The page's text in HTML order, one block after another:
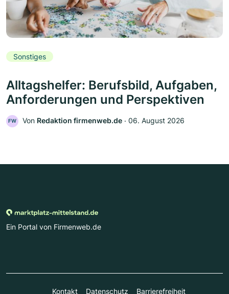
Sonstiges
Alltagshelfer: Berufsbild, Aufgaben,
Anforderungen und Perspektiven
FW Von Redaktion firmenweb.de ‧ 06. August 2026
Ein Portal von Firmenweb.de
Kontakt Datenschutz Barrierefreiheit